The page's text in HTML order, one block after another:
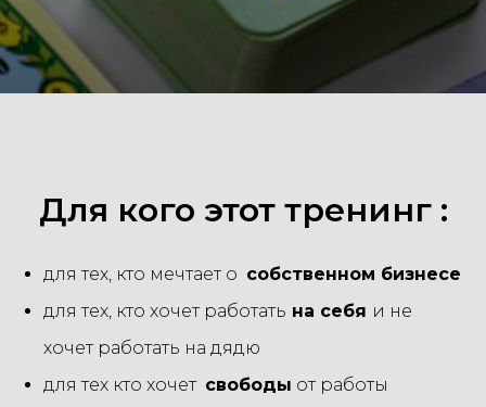
Для кого этот тренинг :
для тех, кто мечтает о собственном бизнесе
для тех, кто хочет работать на себя и не
хочет работать на дядю
для тех кто хочет свободы от работы